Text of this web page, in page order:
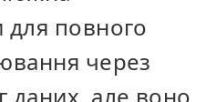
для повного
через